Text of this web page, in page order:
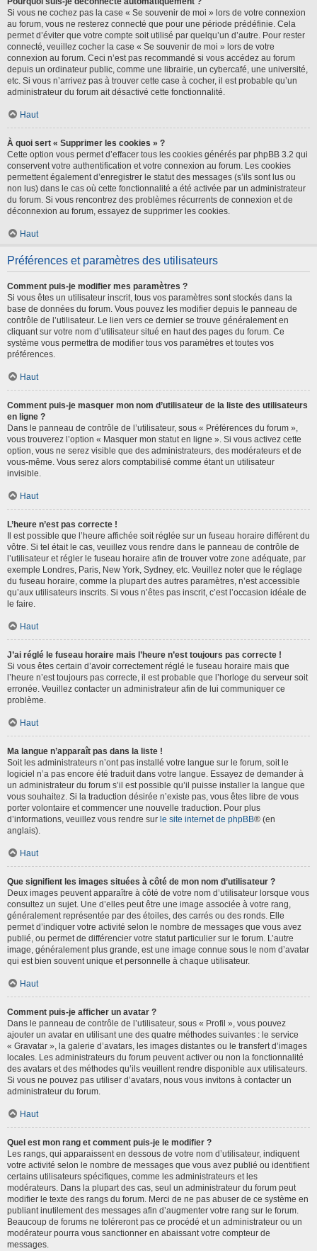
Si vous ne cochez pas la case « Se souvenir de moi » lors de votre connexion
au forum, vous ne resterez connecté que pour une période prédéfinie. Cela
permet d’éviter que votre compte soit utilisé par quelqu’un d’autre. Pour rester
connecté, veuillez cocher la case « Se souvenir de moi » lors de votre
connexion au forum. Ceci n’est pas recommandé si vous accédez au forum
depuis un ordinateur public, comme une librairie, un cybercafé, une université,
etc. Si vous n’arrivez pas à trouver cette case à cocher, il est probable qu’un
administrateur du forum ait désactivé cette fonctionnalité.
Haut
À quoi sert « Supprimer les cookies » ?
Cette option vous permet d’effacer tous les cookies générés par phpBB 3.2 qui
conservent votre authentification et votre connexion au forum. Les cookies
permettent également d’enregistrer le statut des messages (s’ils sont lus ou
non lus) dans le cas où cette fonctionnalité a été activée par un administrateur
du forum. Si vous rencontrez des problèmes récurrents de connexion et de
déconnexion au forum, essayez de supprimer les cookies.
Haut
Préférences et paramètres des utilisateurs
Comment puis-je modifier mes paramètres ?
Si vous êtes un utilisateur inscrit, tous vos paramètres sont stockés dans la
base de données du forum. Vous pouvez les modifier depuis le panneau de
contrôle de l’utilisateur. Le lien vers ce dernier se trouve généralement en
cliquant sur votre nom d’utilisateur situé en haut des pages du forum. Ce
système vous permettra de modifier tous vos paramètres et toutes vos
préférences.
Haut
Comment puis-je masquer mon nom d’utilisateur de la liste des utilisateurs
en ligne ?
Dans le panneau de contrôle de l’utilisateur, sous « Préférences du forum »,
vous trouverez l’option « Masquer mon statut en ligne ». Si vous activez cette
option, vous ne serez visible que des administrateurs, des modérateurs et de
vous-même. Vous serez alors comptabilisé comme étant un utilisateur
invisible.
Haut
L’heure n’est pas correcte !
Il est possible que l’heure affichée soit réglée sur un fuseau horaire différent du
vôtre. Si tel était le cas, veuillez vous rendre dans le panneau de contrôle de
l’utilisateur et régler le fuseau horaire afin de trouver votre zone adéquate, par
exemple Londres, Paris, New York, Sydney, etc. Veuillez noter que le réglage
du fuseau horaire, comme la plupart des autres paramètres, n’est accessible
qu’aux utilisateurs inscrits. Si vous n’êtes pas inscrit, c’est l’occasion idéale de
le faire.
Haut
J’ai réglé le fuseau horaire mais l’heure n’est toujours pas correcte !
Si vous êtes certain d’avoir correctement réglé le fuseau horaire mais que
l’heure n’est toujours pas correcte, il est probable que l’horloge du serveur soit
erronée. Veuillez contacter un administrateur afin de lui communiquer ce
problème.
Haut
Ma langue n’apparaît pas dans la liste !
Soit les administrateurs n’ont pas installé votre langue sur le forum, soit le
logiciel n’a pas encore été traduit dans votre langue. Essayez de demander à
un administrateur du forum s’il est possible qu’il puisse installer la langue que
vous souhaitez. Si la traduction désirée n’existe pas, vous êtes libre de vous
porter volontaire et commencer une nouvelle traduction. Pour plus
d’informations, veuillez vous rendre sur le site internet de phpBB® (en
anglais).
Haut
Que signifient les images situées à côté de mon nom d’utilisateur ?
Deux images peuvent apparaître à côté de votre nom d’utilisateur lorsque vous
consultez un sujet. Une d’elles peut être une image associée à votre rang,
généralement représentée par des étoiles, des carrés ou des ronds. Elle
permet d’indiquer votre activité selon le nombre de messages que vous avez
publié, ou permet de différencier votre statut particulier sur le forum. L’autre
image, généralement plus grande, est une image connue sous le nom d’avatar
qui est bien souvent unique et personnelle à chaque utilisateur.
Haut
Comment puis-je afficher un avatar ?
Dans le panneau de contrôle de l’utilisateur, sous « Profil », vous pouvez
ajouter un avatar en utilisant une des quatre méthodes suivantes : le service
« Gravatar », la galerie d’avatars, les images distantes ou le transfert d’images
locales. Les administrateurs du forum peuvent activer ou non la fonctionnalité
des avatars et des méthodes qu’ils veuillent rendre disponible aux utilisateurs.
Si vous ne pouvez pas utiliser d’avatars, nous vous invitons à contacter un
administrateur du forum.
Haut
Quel est mon rang et comment puis-je le modifier ?
Les rangs, qui apparaissent en dessous de votre nom d’utilisateur, indiquent
votre activité selon le nombre de messages que vous avez publié ou identifient
certains utilisateurs spécifiques, comme les administrateurs et les
modérateurs. Dans la plupart des cas, seul un administrateur du forum peut
modifier le texte des rangs du forum. Merci de ne pas abuser de ce système en
publiant inutilement des messages afin d’augmenter votre rang sur le forum.
Beaucoup de forums ne toléreront pas ce procédé et un administrateur ou un
modérateur pourra vous sanctionner en abaissant votre compteur de
messages.